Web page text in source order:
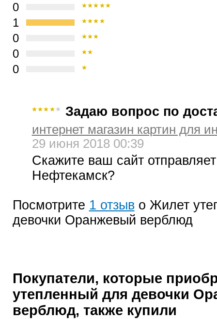
0
1
0
0
0
Задаю вопрос по
интернет магазин картин для
29 июня 2018 00:39
Скажите ваш сайт
Нефтекамск?
Посмотрите 1 отзыво Жилет
девочки Оранжевый верблюд
Покупатели, которые
утепленный для девочки
верблюд, также купили